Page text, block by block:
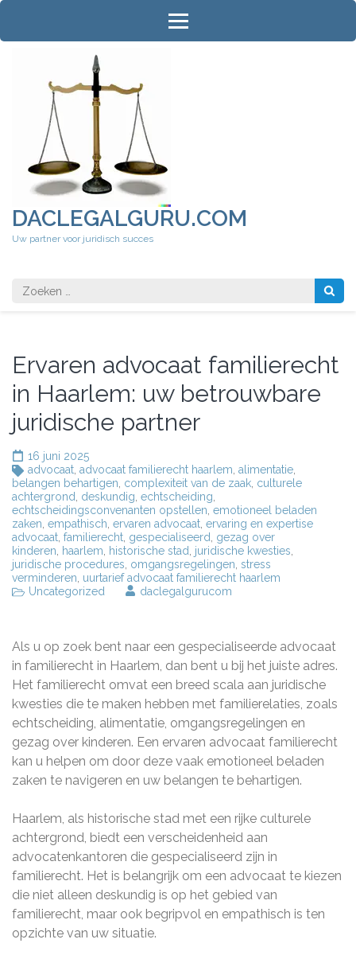
Ga
inhoud
DACLEGALGURU.COM
Uw partner voor juridisch succes
Zoeken
naar:
Ervaren advocaat familierecht
in Haarlem: uw betrouwbare
juridische partner
16 juni 2025
advocaat advocaat familierecht haarlem alimentatie
belangen behartigen complexiteit van de zaak culturele
achtergrond
deskundig echtscheiding
echtscheidingsconvenanten opstellen emotioneel beladen
zaken empathisch ervaren advocaat ervaring en expertise
advocaat familierecht gespecialiseerd
gezag over
kinderen
haarlem historische stad juridische kwesties
juridische procedures omgangsregelingen stress
verminderen uurtarief advocaat familierecht haarlem
Uncategorized
daclegalgurucom
Als u op zoek bent naar een gespecialiseerde advocaat
in familierecht in Haarlem, dan bent u bij het juiste adres.
Het familierecht omvat een breed scala aan juridische
kwesties die te maken hebben met familierelaties, zoals
echtscheiding, alimentatie, omgangsregelingen en
gezag over kinderen. Een ervaren advocaat familierecht
kan u helpen om door deze vaak emotioneel beladen
zaken te navigeren en uw belangen te behartigen.
Haarlem, als historische stad met een rijke culturele
achtergrond, biedt een verscheidenheid aan
advocatenkantoren die gespecialiseerd zijn in
familierecht. Het is belangrijk om een advocaat te kiezen
die niet alleen deskundig is op het gebied van
familierecht, maar ook begripvol en empathisch is ten
opzichte van uw situatie.